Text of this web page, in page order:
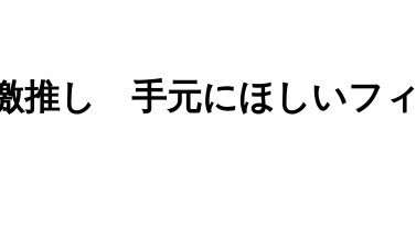
推し 手元にほしいフィ